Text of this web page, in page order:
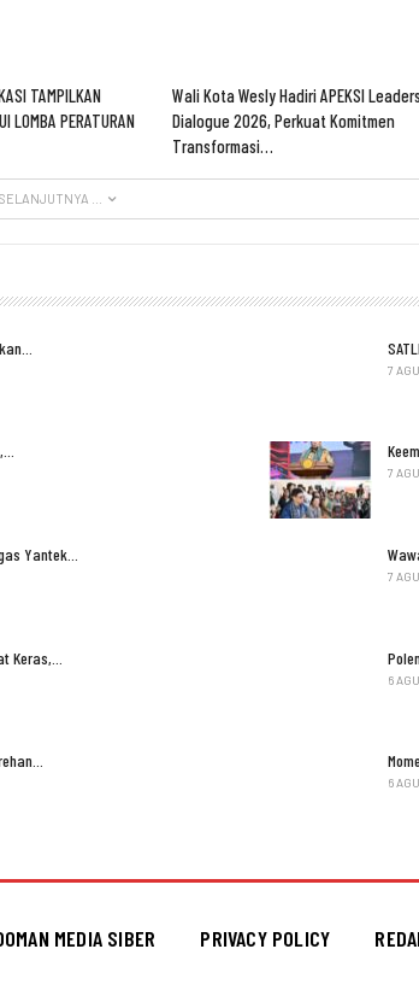
TAMPILKAN
LOMBA PERATURAN
Wali Kota Wesly Hadiri APEKSI
Dialogue 2026, Perkuat Komitmen
Transformasi…
...
7
7
Yantek…
7
Keras,…
6
6
MEDIA SIBER PRIVACY POLICY